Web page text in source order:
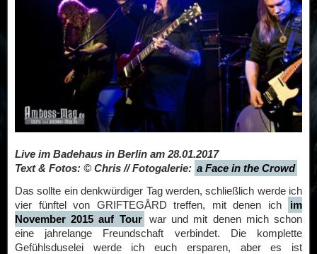
Live im Badehaus in Berlin am 28.01.2017
Text & Fotos: © Chris // Fotogalerie: a Face in the Crowd
Das sollte ein denkwürdiger Tag werden, schließlich werde ich
vier fünftel von GRIFTEGÅRD treffen, mit denen ich
im
November 2015 auf Tour
war und mit denen mich schon
eine jahrelange Freundschaft verbindet. Die komplette
Gefühlsduselei werde ich euch ersparen, aber es ist